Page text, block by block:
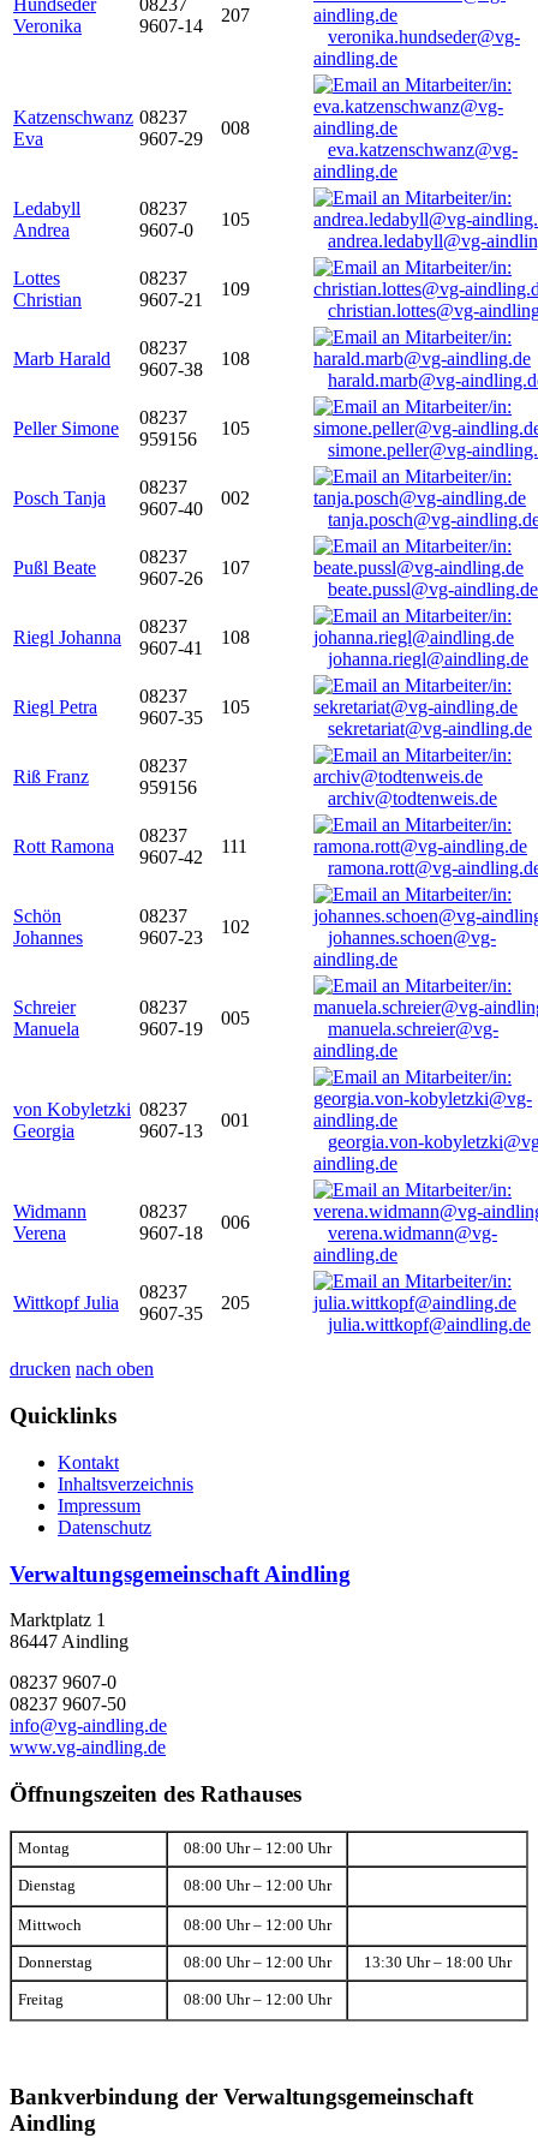
Hundseder
Veronika
08237
9607-14
207
veronika.hundseder@vg-
aindling.de
Katzenschwanz
Eva
08237
9607-29
008
eva.katzenschwanz@vg-
aindling.de
Ledabyll
Andrea
08237
9607-0
105
andrea.ledabyll@vg-
Lottes
Christian
08237
9607-21
109
christian.lottes@vg-
Marb Harald
08237
9607-38
108
harald.marb@vg-
Peller Simone
08237
959156
105
simone.peller@vg-
Posch Tanja
08237
9607-40
002
tanja.posch@vg-
Pußl Beate
08237
9607-26
107
beate.pussl@vg-aindling.de
Riegl Johanna
08237
9607-41
108
johanna.riegl@aindling.de
Riegl Petra
08237
9607-35
105
sekretariat@vg-aindling.de
Riß Franz
08237
959156
archiv@todtenweis.de
Rott Ramona
08237
9607-42
111
ramona.rott@vg-
Schön
Johannes
08237
9607-23
102
johannes.schoen@vg-
aindling.de
Schreier
Manuela
08237
9607-19
005
manuela.schreier@vg-
aindling.de
von Kobyletzki
Georgia
08237
9607-13
001
georgia.von-
aindling.de
Widmann
Verena
08237
9607-18
006
verena.widmann@vg-
aindling.de
Wittkopf Julia
08237
9607-35
205
julia.wittkopf@aindling.de
drucken nach oben
Quicklinks
Kontakt
Inhaltsverzeichnis
Impressum
Datenschutz
Verwaltungsgemeinschaft Aindling
Marktplatz 1
86447 Aindling
08237 9607-0
08237 9607-50
info@vg-aindling.de
www.vg-aindling.de
Öffnungszeiten des Rathauses
Montag 08:00 Uhr – 12:00 Uhr
Dienstag 08:00 Uhr – 12:00 Uhr
Mittwoch 08:00 Uhr – 12:00 Uhr
Donnerstag 08:00 Uhr – 12:00 Uhr 13:30 Uhr – 18:00 Uhr
Freitag 08:00 Uhr – 12:00 Uhr
Bankverbindung der Verwaltungsgemeinschaft
Aindling